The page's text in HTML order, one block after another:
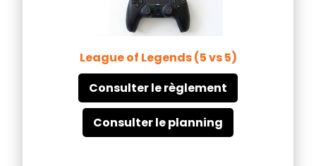
League of Legends (5 vs 5)
Consulter le règlement
Consulter le planning